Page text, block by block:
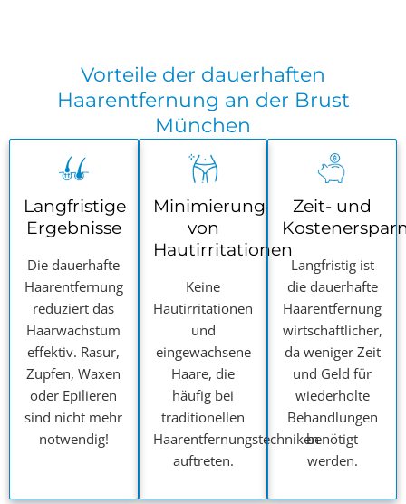
Vorteile der dauerhaften
Haarentfernung an der Brust
München
Langfristige
Ergebnisse
Die dauerhafte
Haarentfernung
reduziert das
Haarwachstum
effektiv. Rasur,
Zupfen, Waxen
oder Epilieren
sind nicht mehr
notwendig!
Minimierung
von
Hautirritationen
Keine
Hautirritationen
und
eingewachsene
Haare, die
häufig bei
traditionellen
Haarentfernungstechniken
auftreten.
Zeit- und
Langfristig ist
die dauerhafte
Haarentfernung
wirtschaftlicher,
da weniger Zeit
und Geld für
wiederholte
Behandlungen
benötigt
werden.